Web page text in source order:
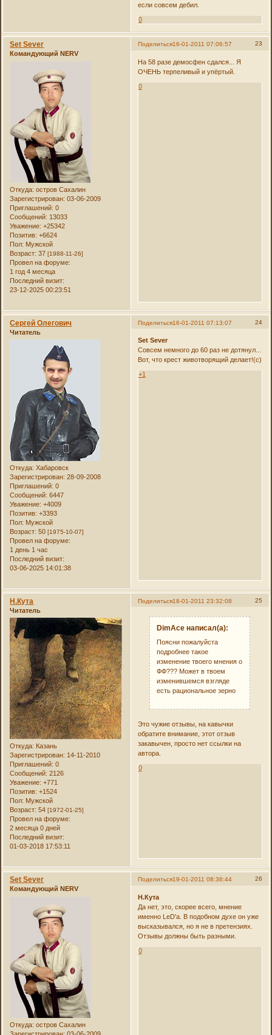
если совсем дебил.
0
Поделиться 23
16-01-2011 07:06:57
Set Sever
Командующий NERV
Откуда: остров Сахалин
Зарегистрирован: 03-06-2009
Приглашений: 0
Сообщений: 13033
Уважение: +25342
Позитив: +6624
Пол: Мужской
Возраст: 37[1988-11-26]
Провел на форуме:
1 год 4 месяца
Последний визит:
23-12-2025 00:23:51
На 58 разе демосфен сдался... Я
ОЧЕНЬ терпеливый и упёртый.
0
Поделиться 24
16-01-2011 07:13:07
Сергей Олегович
Читатель
Откуда: Хабаровск
Зарегистрирован: 28-09-2008
Приглашений: 0
Сообщений: 6447
Уважение: +4009
Позитив: +3393
Пол: Мужской
Возраст: 50[1975-10-07]
Провел на форуме:
1 день 1 час
Последний визит:
03-06-2025 14:01:38
Set Sever
Совсем немного до 60 раз не дотянул...
Вот, что крест животворящий делает!(с)
+1
Поделиться 25
18-01-2011 23:32:08
Н.Кута
Читатель
Откуда: Казань
Зарегистрирован: 14-11-2010
Приглашений: 0
Сообщений: 2126
Уважение: +771
Позитив: +1524
Пол: Мужской
Возраст: 54[1972-01-25]
Провел на форуме:
2 месяца 0 дней
Последний визит:
01-03-2018 17:53:11
DimAce написал(а):
Поясни пожалуйста
подробнее такое
изменение твоего мнения о
ФФ??? Может в твоем
изменившемся взгляде
есть рациональное зерно
Это чужие отзывы, на кавычки
обратите внимание, этот отзыв
закавычен, просто нет ссылки на
автора.
0
Поделиться 26
19-01-2011 08:36:44
Set Sever
Командующий NERV
Откуда: остров Сахалин
Н.Кута
Да нет, это, скорее всего, мнение
именно LeD'a. В подобном духе он уже
высказывался, но я не в претензиях.
Отзывы должны быть разными.
0